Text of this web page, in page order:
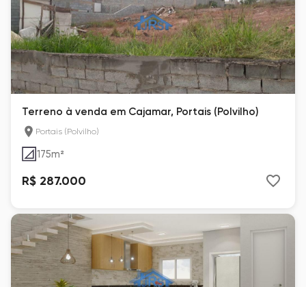
Terreno à venda em Cajamar, Portais (Polvilho)
Portais (Polvilho)
175m²
R$ 287.000